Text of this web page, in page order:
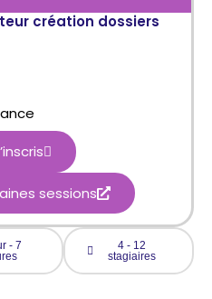
création dossiers
sessions
- 7
4 - 12
stagiaires